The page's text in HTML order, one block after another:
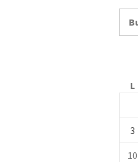
L
3
10